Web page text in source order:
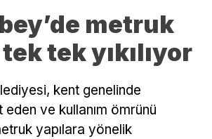
metruk
tek yıkılıyor
kent genelinde
ve kullanım ömrünü
yapılara yönelik